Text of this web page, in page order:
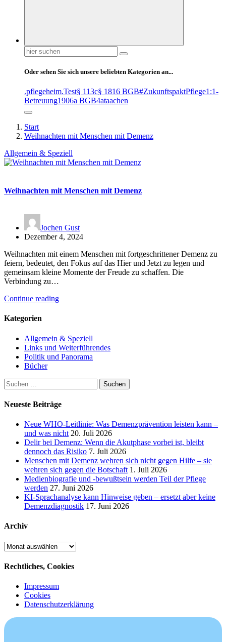
Suchen
nach:
Oder sehen Sie sich unsere beliebten Kategorien an...
.pflegeheim.Test§ 113c§ 1816 BGB#ZukunftspaktPflege1:1-
Betreuung1906a BGB4ataachen
Start
Weihnachten mit Menschen mit Demenz
Allgemein & Speziell
Weihnachten mit Menschen mit Demenz
Jochen Gust
Dezember 4, 2024
Weihnachten mit einem Menschen mit fortgeschrittener Demenz zu
feiern, bedeutet, den Fokus auf das Hier und Jetzt zu legen und
gemeinsam kleine Momente der Freude zu schaffen. Die
Verbindung zu…
Continue reading
Kategorien
Allgemein & Speziell
Links und Weiterführendes
Politik und Panorama
Bücher
Suchen
nach:
Neueste Beiträge
Neue WHO-Leitlinie: Was Demenzprävention leisten kann –
und was nicht 20. Juli 2026
Delir bei Demenz: Wenn die Akutphase vorbei ist, bleibt
dennoch das Risiko 7. Juli 2026
Menschen mit Demenz wehren sich nicht gegen Hilfe – sie
wehren sich gegen die Botschaft 1. Juli 2026
Medienbiografie und -bewußtsein werden Teil der Pflege
werden 27. Juni 2026
KI-Sprachanalyse kann Hinweise geben – ersetzt aber keine
Demenzdiagnostik 17. Juni 2026
Archiv
Archiv
Rechtliches, Cookies
Impressum
Cookies
Datenschutzerklärung